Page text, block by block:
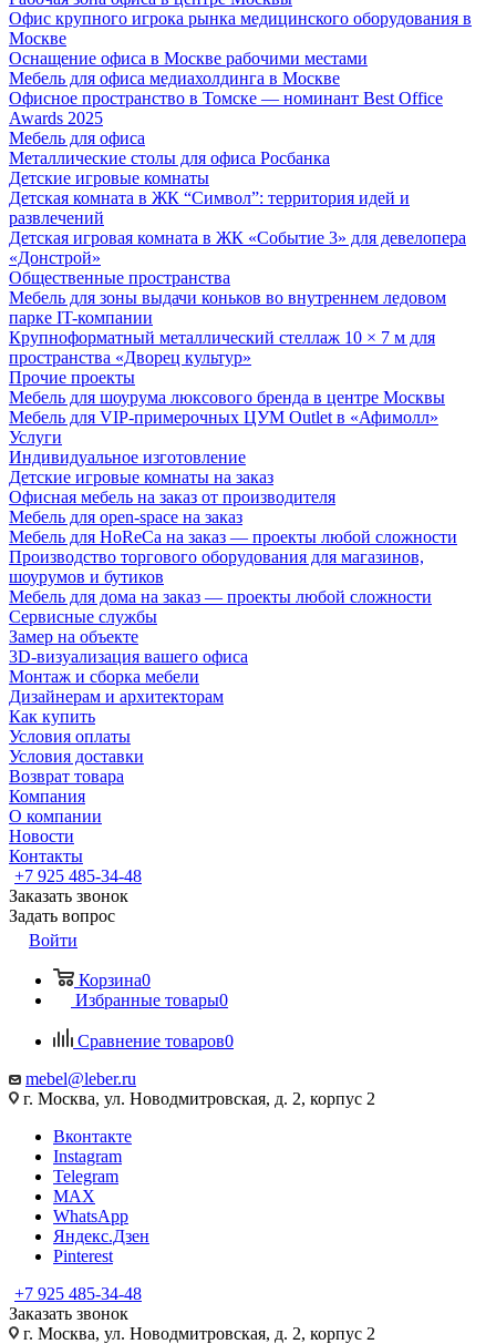
Офис крупного игрока рынка медицинского оборудования в
Москве
Оснащение офиса в Москве рабочими местами
Мебель для офиса медиахолдинга в Москве
Офисное пространство в Томске — номинант Best Office
Awards 2025
Мебель для офиса
Металлические столы для офиса Росбанка
Детские игровые комнаты
Детская комната в ЖК “Символ”: территория идей и
развлечений
Детская игровая комната в ЖК «Событие 3» для девелопера
«Донстрой»
Общественные пространства
Мебель для зоны выдачи коньков во внутреннем ледовом
парке IT-компании
Крупноформатный металлический стеллаж 10 × 7 м для
пространства «Дворец культур»
Прочие проекты
Мебель для шоурума люксового бренда в центре Москвы
Мебель для VIP-примерочных ЦУМ Outlet в «Афимолл»
Услуги
Индивидуальное изготовление
Детские игровые комнаты на заказ
Офисная мебель на заказ от производителя
Мебель для open-space на заказ
Мебель для HoReCa на заказ — проекты любой сложности
Производство торгового оборудования для магазинов,
шоурумов и бутиков
Мебель для дома на заказ — проекты любой сложности
Сервисные службы
Замер на объекте
3D-визуализация вашего офиса
Монтаж и сборка мебели
Дизайнерам и архитекторам
Как купить
Условия оплаты
Условия доставки
Возврат товара
Компания
О компании
Новости
Контакты
+7 925 485-34-48
Заказать звонок
Задать вопрос
Войти
Корзина0
Избранные товары0
Сравнение товаров0
mebel@leber.ru
г. Москва, ул. Новодмитровская, д. 2, корпус 2
Вконтакте
Instagram
Telegram
MAX
WhatsApp
Яндекс.Дзен
Pinterest
+7 925 485-34-48
Заказать звонок
г. Москва, ул. Новодмитровская, д. 2, корпус 2